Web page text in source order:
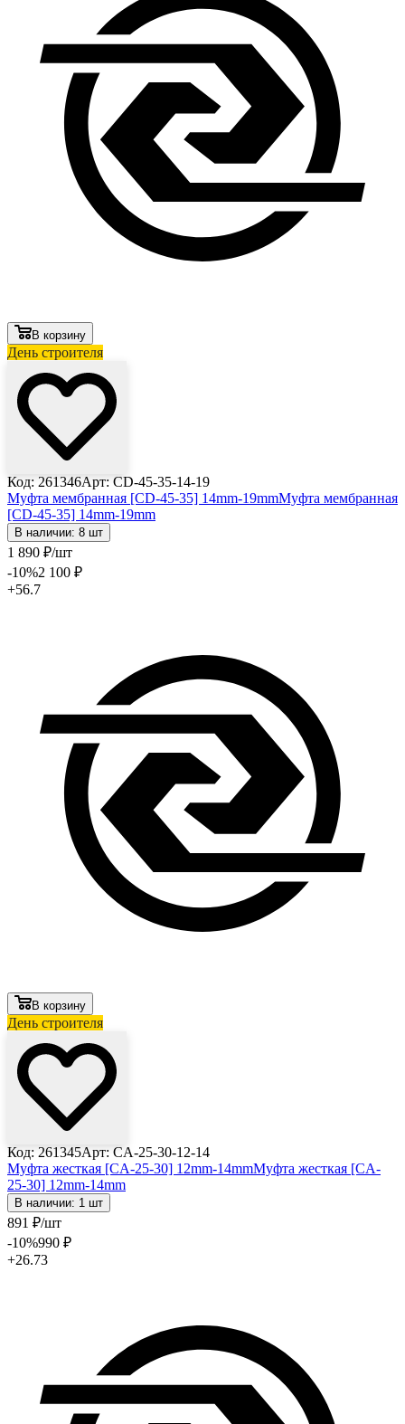
В корзину
День строителя
Код: 261346Арт: CD-45-35-14-19
Муфта мембранная [CD-45-35] 14mm-19mmМуфта мембранная
[CD-45-35] 14mm-19mm
В наличии: 8 шт
1 890 ₽/шт
-10%2 100 ₽
+56.7
В корзину
День строителя
Код: 261345Арт: CA-25-30-12-14
Муфта жесткая [CA-25-30] 12mm-14mmМуфта жесткая [CA-
25-30] 12mm-14mm
В наличии: 1 шт
891 ₽/шт
-10%990 ₽
+26.73